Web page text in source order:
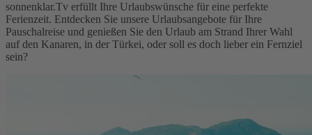
sonnenklar.Tv erfüllt Ihre Urlaubswünsche für eine perfekte
Ferienzeit. Entdecken Sie unsere Urlaubsangebote für Ihre
Pauschalreise und genießen Sie den Urlaub am Strand Ihrer Wahl
auf den Kanaren, in der Türkei, oder soll es doch lieber ein Fernziel
sein?